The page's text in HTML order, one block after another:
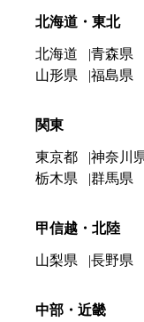
北海道・東北
北海道 青森県
山形県
福島県
関東
東京都 神奈川
栃木県
群馬県
甲信越・北陸
山梨県 長野県
中部・近畿